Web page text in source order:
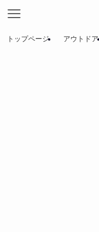
トップページ アウトドア